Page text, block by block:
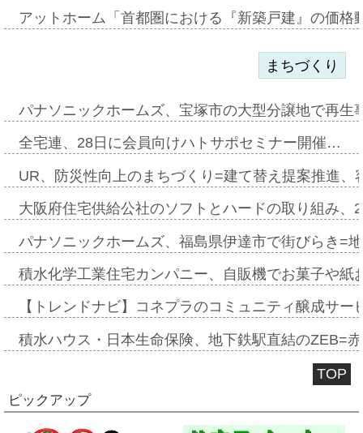
アットホーム「首都圏における『新築戸建』の価
まちづくり
パナソニックホームズ、宝塚市の大型分譲地で再
全宅連、28日に会員向けハトサポセミナー開催…
UR、防災性向上のまちづくり=建て替え提案推進
大阪府住宅供給公社のソフトとハードの取り組み
パナソニックホームズ、福島県伊達市で街びらき=
積水化学工業住宅カンパニー、自販機でお菓子や
【トレンドナビ】コネプラのコミュニティ醸成サ
積水ハウス・日本生命保険、地下鉄駅直結のZEB=
TOP
ピックアップ